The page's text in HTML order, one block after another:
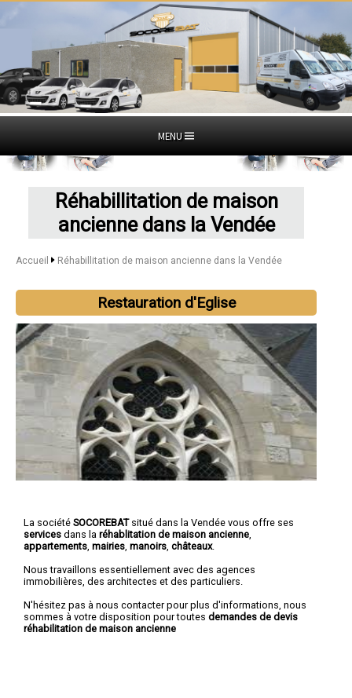
MENU
Réhabillitation de maison
ancienne dans la Vendée
Accueil Réhabillitation de maison ancienne dans la Vendée
Restauration d'Eglise
La société SOCOREBATsitué dans la Vendée vous offre ses
services dans la réhablitation de maison ancienne
appartements mairies manoirs châteaux.
Nous travaillons essentiellement avec des agences
immobilières, des architectes et des particuliers.
N'hésitez pas à nous contacter pour plus d'informations, nous
sommes à votre disposition pour toutes demandes de devis
réhabilitation de maison ancienne